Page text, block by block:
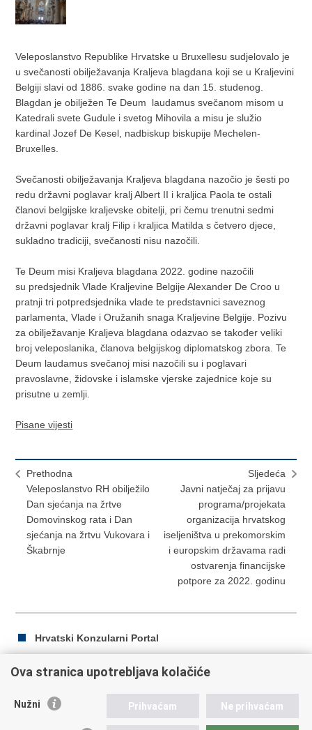
Veleposlanstvo Republike Hrvatske u Bruxellesu sudjelovalo je
u svečanosti obilježavanja Kraljeva blagdana koji se u Kraljevini
Belgiji slavi od 1886. svake godine na dan 15. studenog.
Blagdan je obilježen Te Deum laudamus svečanom misom u
Katedrali svete Gudule i svetog Mihovila a misu je služio
kardinal Jozef De Kesel, nadbiskup biskupije Mechelen-
Bruxelles.
Svečanosti obilježavanja Kraljeva blagdana nazočio je šesti po
redu državni poglavar kralj Albert II i kraljica Paola te ostali
članovi belgijske kraljevske obitelji, pri čemu trenutni sedmi
državni poglavar kralj Filip i kraljica Matilda s četvero djece,
sukladno tradiciji, svečanosti nisu nazočili.
Te Deum misi Kraljeva blagdana 2022. godine nazočili
su predsjednik Vlade Kraljevine Belgije Alexander De Croo u
pratnji tri potpredsjednika vlade te predstavnici saveznog
parlamenta, Vlade i Oružanih snaga Kraljevine Belgije. Pozivu
za obilježavanje Kraljeva blagdana odazvao se također veliki
broj veleposlanika, članova belgijskog diplomatskog zbora. Te
Deum laudamus svečanoj misi nazočili su i poglavari
pravoslavne, židovske i islamske vjerske zajednice koje su
prisutne u zemlji.
Pisane vijesti
Prethodna
Veleposlanstvo RH obilježilo
Dan sjećanja na žrtve
Domovinskog rata i Dan
sjećanja na žrtvu Vukovara i
Škabrnje
Sljedeća
Javni natječaj za prijavu
programa/projekata
organizacija hrvatskog
iseljeništva u prekomorskim
i europskim državama radi
ostvarenja financijske
potpore za 2022. godinu
Hrvatski Konzularni Portal
Ispiši
Podijeli
Ova stranica upotrebljava kolačiće
Nužni Prihvaćam Ne prihvaćam